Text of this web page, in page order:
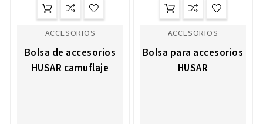
ACCESORIOS
Bolsa de accesorios
HUSAR camuflaje
ACCESORIOS
Bolsa para accesorios
HUSAR